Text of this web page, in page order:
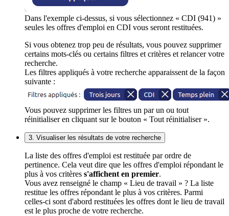
Dans l'exemple ci-dessus, si vous sélectionnez « CDI (941) »
seules les offres d'emploi en CDI vous seront restituées.
Si vous obtenez trop peu de résultats, vous pouvez supprimer
certains mots-clés ou certains filtres et critères et relancer votre
recherche.
Les filtres appliqués à votre recherche apparaissent de la façon
suivante :
Vous pouvez supprimer les filtres un par un ou tout
réinitialiser en cliquant sur le bouton « Tout réinitialiser ».
3. Visualiser les résultats de votre recherche
La liste des offres d'emploi est restituée par ordre de
pertinence. Cela veut dire que les offres d'emploi répondant le
plus à vos critères s'affichent en premier.
Vous avez renseigné le champ « Lieu de travail » ? La liste
restitue les offres répondant le plus à vos critères. Parmi
celles-ci sont d'abord restituées les offres dont le lieu de travail
est le plus proche de votre recherche.